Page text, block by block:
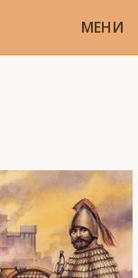
МЕНИ